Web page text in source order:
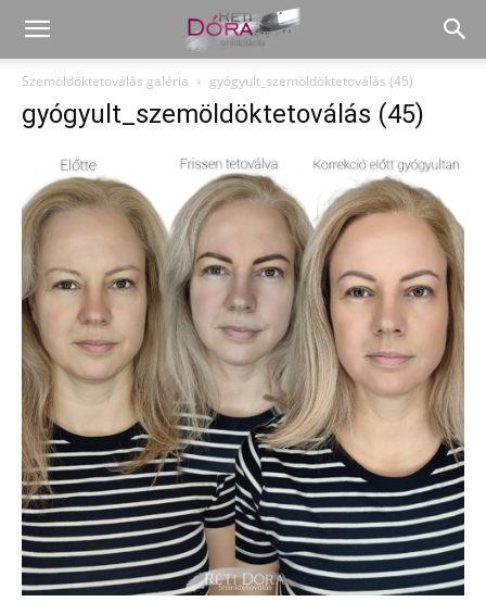
Szemöldöktetoválás galéria gyógyult_szemöldöktetoválás (45)
gyógyult_szemöldöktetoválás (45)